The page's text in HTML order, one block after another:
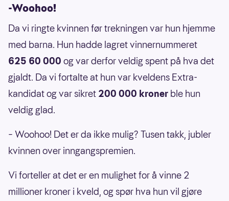
-Woohoo!
Da vi ringte kvinnen før trekningen var hun hjemme
med barna. Hun hadde lagret vinnernummeret
625 60 000 og var derfor veldig spent på hva det
gjaldt. Da vi fortalte at hun var kveldens Extra-
kandidat og var sikret 200 000 kroner ble hun
veldig glad.
– Woohoo! Det er da ikke mulig? Tusen takk, jubler
kvinnen over inngangspremien.
Vi forteller at det er en mulighet for å vinne 2
millioner kroner i kveld, og spør hva hun vil gjøre